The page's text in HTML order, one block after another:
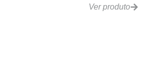
Ver produto